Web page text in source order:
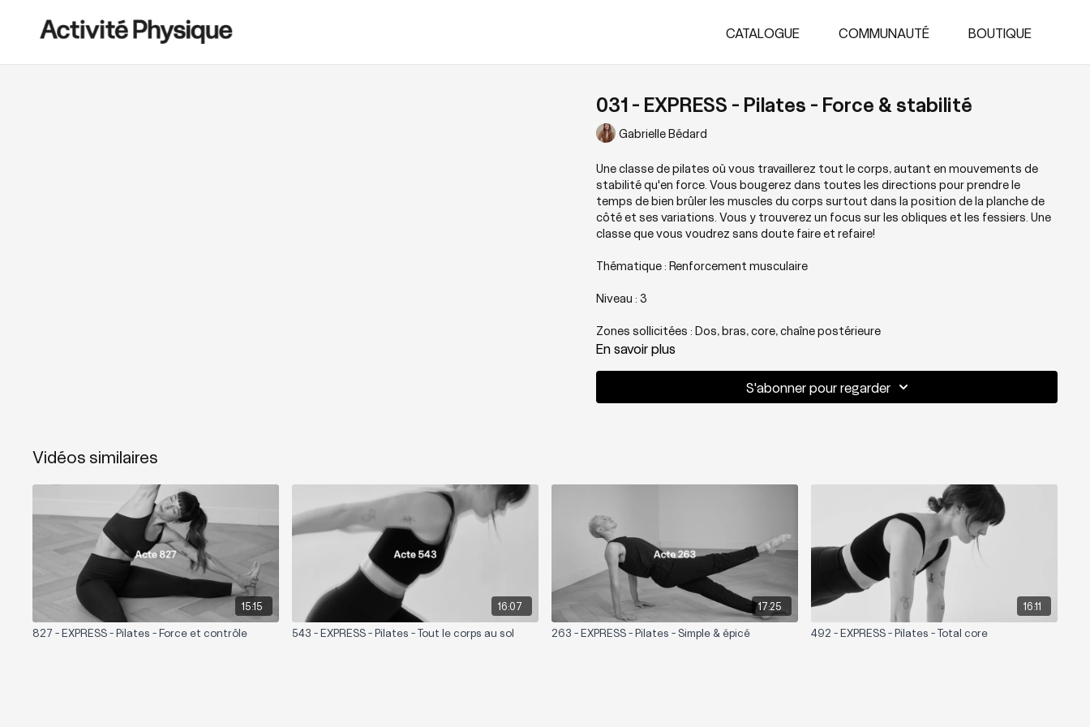
CATALOGUE COMMUNAUTÉ BOUTIQUE
031 - EXPRESS - Pilates - Force & stabilité
Gabrielle Bédard
Une classe de pilates où vous travaillerez tout le corps, autant en mouvements de
stabilité qu'en force. Vous bougerez dans toutes les directions pour prendre le
temps de bien brûler les muscles du corps surtout dans la position de la planche de
côté et ses variations. Vous y trouverez un focus sur les obliques et les fessiers. Une
classe que vous voudrez sans doute faire et refaire!
Thématique : Renforcement musculaire
Niveau : 3
Zones sollicitées : Dos, bras, core, chaîne postérieure
En savoir plus
S'abonner pour regarder
Vidéos similaires
15:15
827 - EXPRESS - Pilates - Force et contrôle
16:07
543 - EXPRESS - Pilates - Tout le corps au sol
17:25
263 - EXPRESS - Pilates - Simple & épicé
16:11
492 - EXPRESS - Pilates - Total core